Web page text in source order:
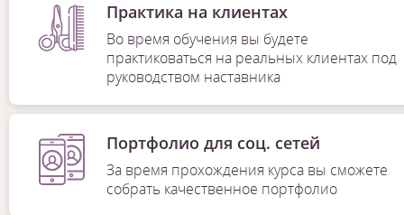
Практика на клиентах
Во время обучения вы будете
практиковаться на реальных клиентах под
руководством наставника
Портфолио для соц. сетей
За время прохождения курса вы сможете
собрать качественное портфолио